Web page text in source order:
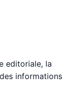
editoriale, la
informations